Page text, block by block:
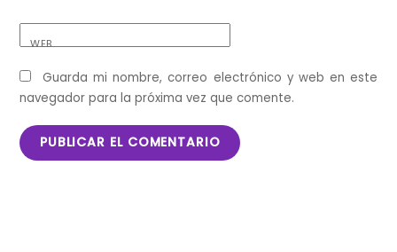
WEB
Guarda mi nombre, correo electrónico y web en este
navegador para la próxima vez que comente.